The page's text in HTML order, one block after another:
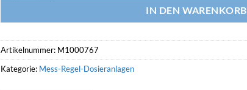
IN DEN WARENKORB
Artikelnummer: M1000767
Kategorie: Mess-Regel-Dosieranlagen